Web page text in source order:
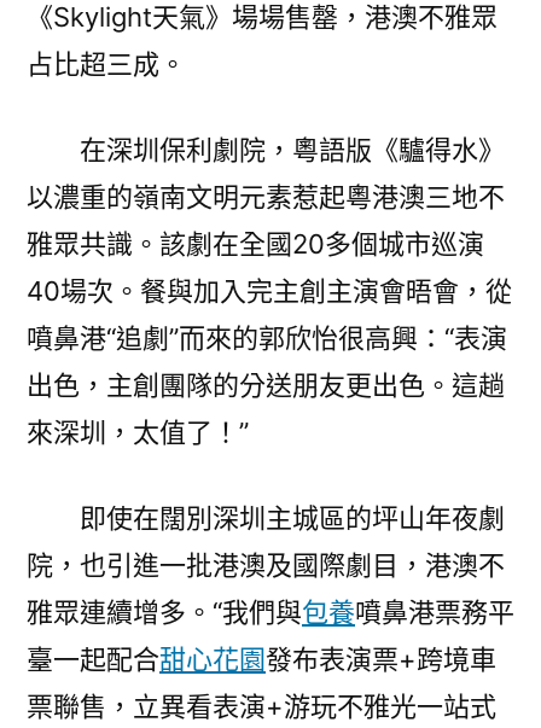
《Skylight天氣》場場售罄，港澳不雅眾
占比超三成。
在深圳保利劇院，粵語版《驢得水》
以濃重的嶺南文明元素惹起粵港澳三地不
雅眾共識。該劇在全國20多個城市巡演
40場次。餐與加入完主創主演會晤會，從
噴鼻港“追劇”而來的郭欣怡很高興：“表演
出色，主創團隊的分送朋友更出色。這趟
來深圳，太值了！”
即使在闊別深圳主城區的坪山年夜劇
院，也引進一批港澳及國際劇目，港澳不
雅眾連續增多。“我們與包養噴鼻港票務平
臺一起配合甜心花園發布表演票+跨境車
票聯售，立異看表演+游玩不雅光一站式